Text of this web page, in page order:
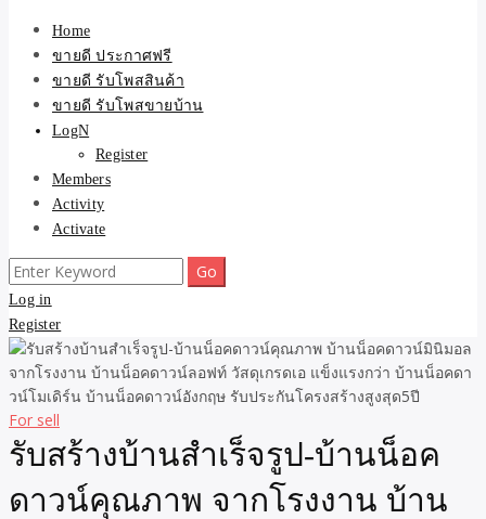
Home
ขายดี ประกาศฟรี
ขายดี รับโพสสินค้า
ขายดี รับโพสขายบ้าน
LogN
Register
Members
Activity
Activate
Search
for:
Log in
Register
For sell
รับสร้างบ้านสำเร็จรูป-บ้านน็อค
ดาวน์คุณภาพ จากโรงงาน บ้าน